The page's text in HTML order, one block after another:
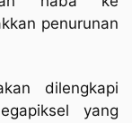
penurunan
dilengkapi
yang